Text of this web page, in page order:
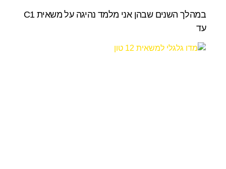
במהלך השנים שבהן אני מלמד נהיגה על משאית C1
עד